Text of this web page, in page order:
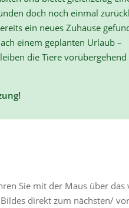
doch noch einmal
ein neues Zuhause
einem geplanten Urlaub –
die Tiere
Sie mit der Maus über
direkt zum nächsten/